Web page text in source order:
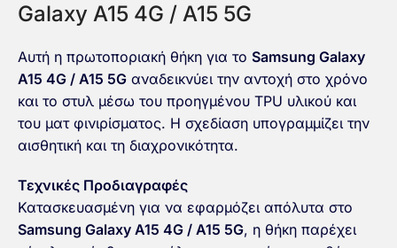
Galaxy A15 4G / A15 5G
Αυτή η πρωτοποριακή θήκη για το Samsung Galaxy
A15 4G / A15 5G αναδεικνύει την αντοχή στο χρόνο
και το στυλ μέσω του προηγμένου TPU υλικού και
του ματ φινιρίσματος. Η σχεδίαση υπογραμμίζει την
αισθητική και τη διαχρονικότητα.
Τεχνικές Προδιαγραφές
Κατασκευασμένη για να εφαρμόζει απόλυτα στο
Samsung Galaxy A15 4G / A15 5G, η θήκη παρέχει